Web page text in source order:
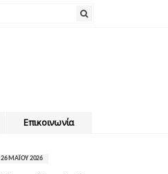
Επικοινωνία
26 ΜΑΪ́ΟΥ 2026